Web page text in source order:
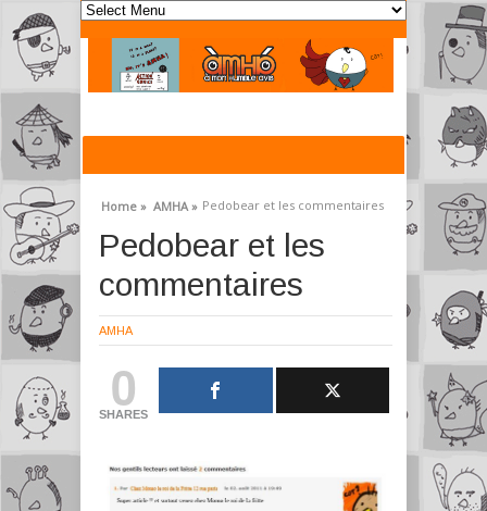
Home » AMHA » Pedobear et les commentaires
Pedobear et les
commentaires
AMHA
0
SHARES